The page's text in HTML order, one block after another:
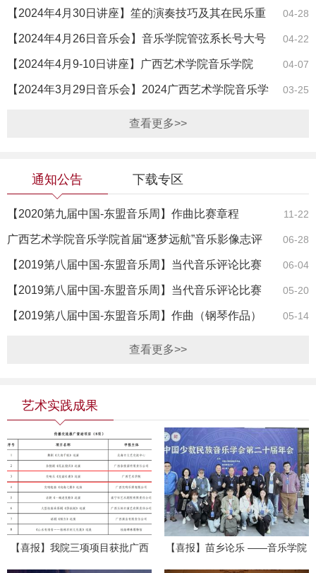
04-28
【2024年4月30日讲座】笙的演奏技巧及其在民乐重
奏与民族管弦… 04-22
【2024年4月26日音乐会】音乐学院管弦系长号大号
专业教学实践… 04-07
【2024年4月9-10日讲座】广西艺术学院音乐学院
（单簧管专业）… 03-25
【2024年3月29日音乐会】2024广西艺术学院音乐学
查看更多>>
通知公告 下载专区
11-22
【2020第九届中国-东盟音乐周】作曲比赛章程
06-28
广西艺术学院音乐学院首届“逐梦远航”音乐影像志评
选活动通知 06-04
【2019第八届中国-东盟音乐周】当代音乐评论比赛
获奖名单公示 05-20
【2019第八届中国-东盟音乐周】当代音乐评论比赛
入围选手公示 05-14
【2019第八届中国-东盟音乐周】作曲（钢琴作品）
查看更多>>
艺术实践成果
【喜报】我院三项项目获批广西
【喜报】苗乡论乐 ——音乐学院